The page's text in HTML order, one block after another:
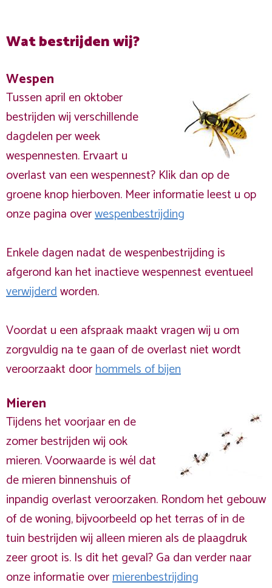
Wat bestrijden wij?
Wespen
Tussen april en oktober
bestrijden wij verschillende
dagdelen per week
wespennesten. Ervaart u
overlast van een wespennest? Klik dan op de
groene knop hierboven. Meer informatie leest u op
onze pagina overwespenbestrijding
Enkele dagen nadat de wespenbestrijding is
afgerond kan het inactieve wespennest eventueel
verwijderdworden.
Voordat u een afspraak maakt vragen wij u om
zorgvuldig na te gaan of de overlast niet wordt
veroorzaakt doorhommels of bijen
Mieren
Tijdens het voorjaar en de
zomer bestrijden wij ook
mieren. Voorwaarde is wél dat
de mieren binnenshuis of
inpandig overlast veroorzaken. Rondom het gebouw
of de woning, bijvoorbeeld op het terras of in de
tuin bestrijden wij alleen mieren als de plaagdruk
zeer groot is. Is dit het geval? Ga dan verder naar
onze informatie overmierenbestrijding